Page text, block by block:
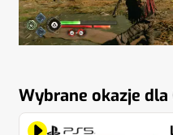
Wybrane okazje dla